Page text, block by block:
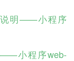
说明——小程序
——小程序web-